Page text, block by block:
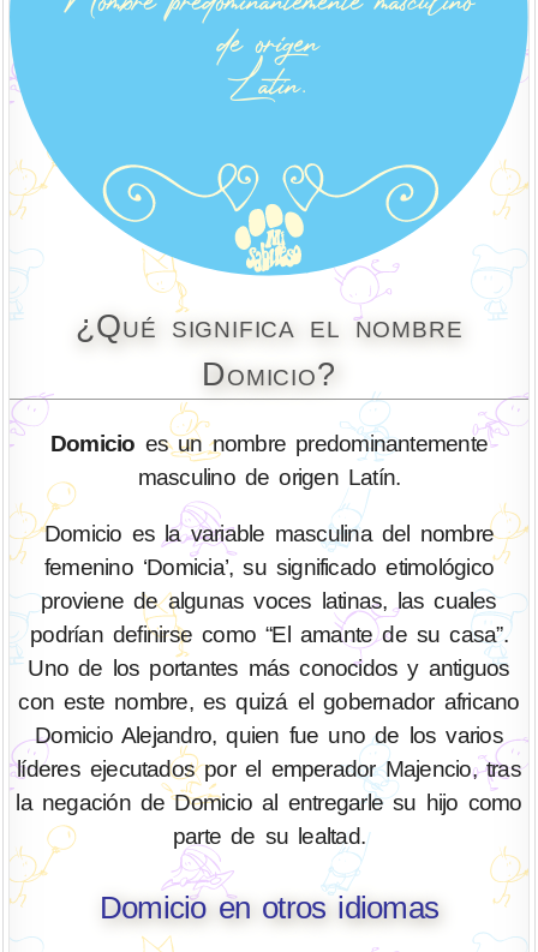
¿Qué significa el nombre
Domicio?
Domicio es un nombre predominantemente
masculino de origen Latín.
Domicio es la variable masculina del nombre
femenino ‘Domicia’, su significado etimológico
proviene de algunas voces latinas, las cuales
podrían definirse como “El amante de su casa”.
Uno de los portantes más conocidos y antiguos
con este nombre, es quizá el gobernador africano
Domicio Alejandro, quien fue uno de los varios
líderes ejecutados por el emperador Majencio, tras
la negación de Domicio al entregarle su hijo como
parte de su lealtad.
Domicio en otros idiomas